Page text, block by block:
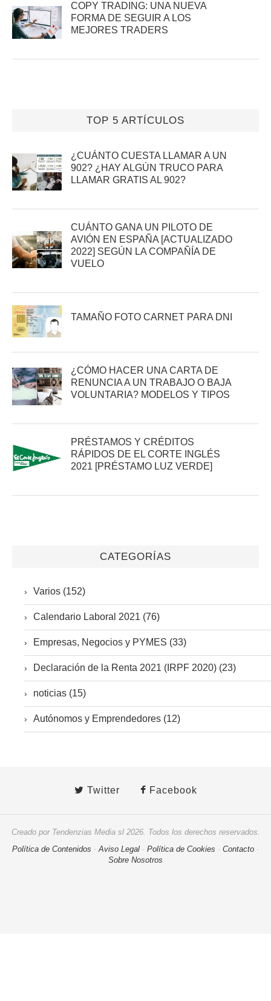
COPY TRADING: UNA NUEVA
FORMA DE SEGUIR A LOS
MEJORES TRADERS
TOP 5 ARTÍCULOS
¿CUÁNTO CUESTA LLAMAR A UN
902? ¿HAY ALGÚN TRUCO PARA
LLAMAR GRATIS AL 902?
CUÁNTO GANA UN PILOTO DE
AVIÓN EN ESPAÑA [ACTUALIZADO
2022] SEGÚN LA COMPAÑÍA DE
VUELO
TAMAÑO FOTO CARNET PARA DNI
¿CÓMO HACER UNA CARTA DE
RENUNCIA A UN TRABAJO O BAJA
VOLUNTARIA? MODELOS Y TIPOS
PRÉSTAMOS Y CRÉDITOS
RÁPIDOS DE EL CORTE INGLÉS
2021 [PRÉSTAMO LUZ VERDE]
CATEGORÍAS
Varios (152)
Calendario Laboral 2021 (76)
Empresas, Negocios y PYMES (33)
Declaración de la Renta 2021 (IRPF 2020) (23)
noticias (15)
Autónomos y Emprendedores (12)
Twitter Facebook
Creado por Tendenzias Media sl 2026. Todos los derechos reservados.
Política de Contenidos · Aviso Legal · Política de Cookies · Contacto ·
Sobre Nosotros